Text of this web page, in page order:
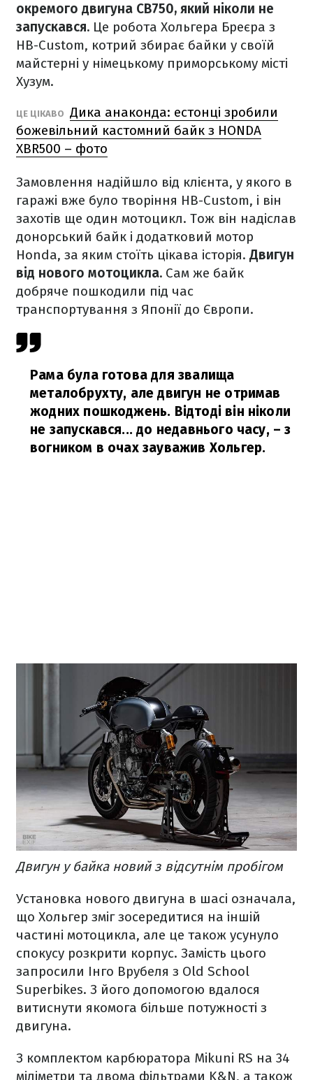
окремого двигуна CB750, який ніколи не
запускався. Це робота Хольгера Бреєра з
HB-Custom, котрий збирає байки у своїй
майстерні у німецькому приморському місті
Хузум.
ЦЕ ЦІКАВО Дика анаконда: естонці зробили
божевільний кастомний байк з HONDA
XBR500 – фото
Замовлення надійшло від клієнта, у якого в
гаражі вже було творіння HB-Custom, і він
захотів ще один мотоцикл. Тож він надіслав
донорський байк і додатковий мотор
Honda, за яким стоїть цікава історія. Двигун
від нового мотоцикла. Сам же байк
добряче пошкодили під час
транспортування з Японії до Європи.
Рама була готова для звалища
металобрухту, але двигун не отримав
жодних пошкоджень. Відтоді він ніколи
не запускався... до недавнього часу, – з
вогником в очах зауважив Хольгер.
Двигун у байка новий з відсутнім пробігом
Установка нового двигуна в шасі означала,
що Хольгер зміг зосередитися на іншій
частині мотоцикла, але це також усунуло
спокусу розкрити корпус. Замість цього
запросили Інго Врубеля з Old School
Superbikes. З його допомогою вдалося
витиснути якомога більше потужності з
двигуна.
З комплектом карбюратора Mikuni RS на 34
міліметри та двома фільтрами K&N, а також